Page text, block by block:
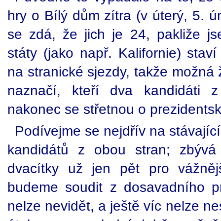
hry o Bílý dům zítra (v úterý, 5.
se zdá, že jich je 24, pakliže
státy (jako např. Kalifornie)
na stranické sjezdy, takže
naznačí, kteří dva kandidáti
nakonec se střetnou o
Podívejme se nejdřív na
kandidátů z obou stran;
dvacítky už jen pět pro
budeme soudit z dosavadního
nelze nevidět, a ještě víc nelze